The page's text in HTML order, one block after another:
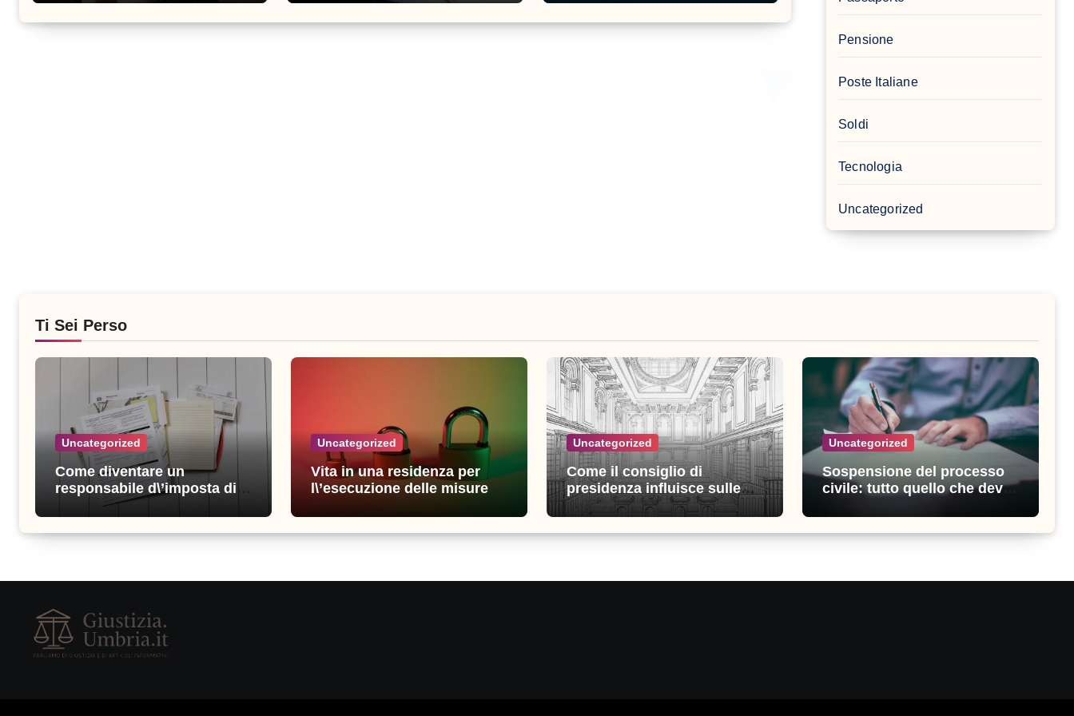
Pensione
Poste Italiane
Soldi
Tecnologia
Uncategorized
Ti Sei Perso
Uncategorized
Come diventare un
responsabile d\’imposta di
successo: consigli e
strategie vincenti
Uncategorized
Vita in una residenza per
l\’esecuzione delle misure di
consigli utili
Uncategorized
Come il consiglio di
presidenza influisce sulle
decisioni della giustizia
amministrativa
Uncategorized
Sospensione del processo
civile: tutto quello che devi